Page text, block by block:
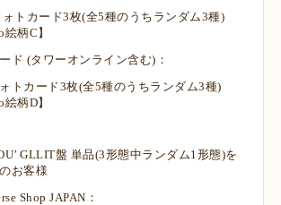
トカード3枚(全5種のうちランダム3種)
絵柄C】
(タワーオンライン含む)：
トカード3枚(全5種のうちランダム3種)
絵柄D】
GLLIT盤 単品(3形態中ランダム1形態)を
お客様
Shop JAPAN：